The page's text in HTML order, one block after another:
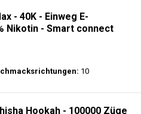
- 40K - Einweg E-
Nikotin - Smart connect
10
Hookah - 100000 Züge